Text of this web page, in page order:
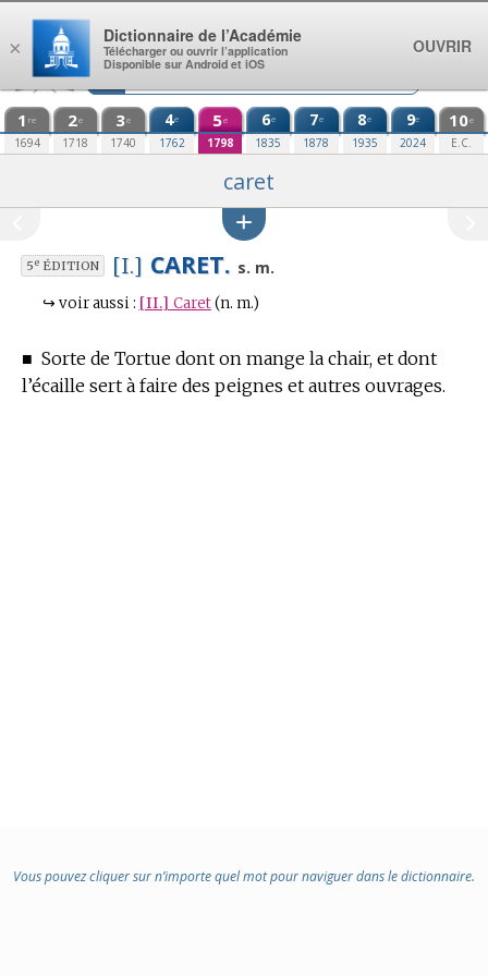
Aller au contenu
1 re
1694
2e
1718
3e
1740
4e
1762
5e
1798
6e
1835
7e
1878
8e
1935
9e
2024
10e
E.C.
caret
5eÉDITION [I.] CARET. s. m.
↪ voir aussi : [II.] Caret (n. m.)
■ Sorte de Tortue dont on mange la chair, et dont
l’écaille sert à faire des peignes et autres ouvrages.
Vous pouvez cliquer sur n’importe quel mot pour naviguer dans le dictionnaire.
×
Dictionnaire de l’Académie
Télécharger ou ouvrir l’application
Disponible sur Android et iOS
OUVRIR